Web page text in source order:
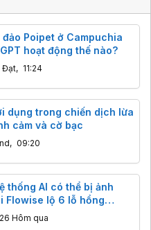
Poipet ở Campuchia
hoạt động thế nào?
Đạt, 11:24
dụng trong chiến dịch lừa
cảm và cờ bạc
, 09:20
thống AI có thể bị ảnh
Flowise lộ 6 lỗ hổng
Hôm qua